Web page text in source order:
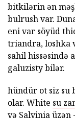
bitkilərin ən
bulrush var.
eni var söyüd
triandra, loshka
sahil hissəsində
galuzisty bilər.
hündür ot siz
olar. White su
və Salvinia